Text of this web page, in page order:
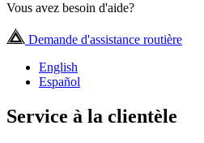
Vous avez besoin d'aide?
Demande d'assistance routière
English
Español
Service à la clientèle